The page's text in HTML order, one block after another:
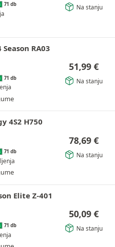
71 db Na stanju
RA03
71 db
51,99 €
Na stanju
4S2 H750
71 db
78,69 €
Na stanju
Elite Z-401
71 db
50,09 €
Na stanju